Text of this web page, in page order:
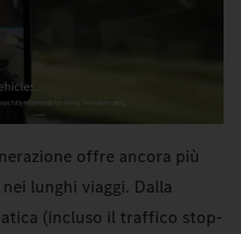
offre ancora più
lunghi viaggi. Dalla
(incluso il traffico stop-